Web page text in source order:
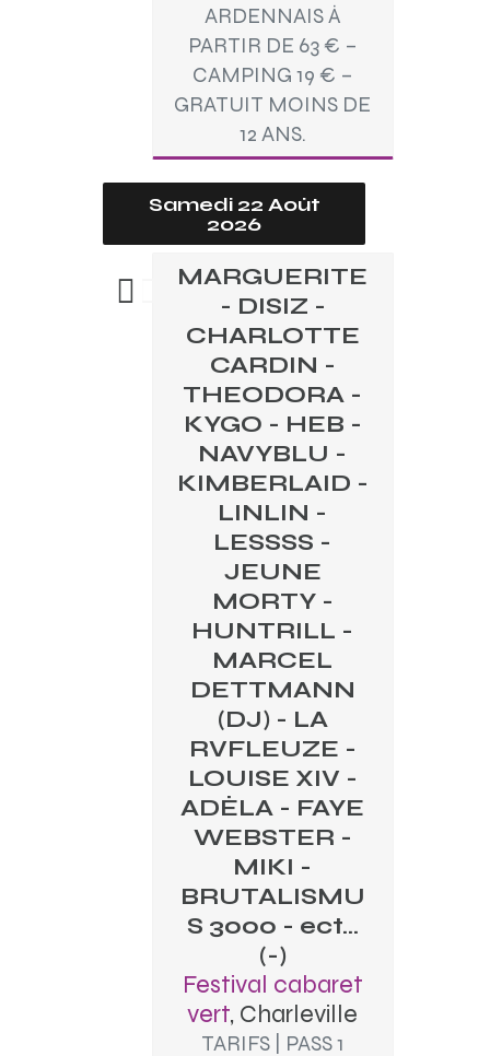
ARDENNAIS À
PARTIR DE 63 € –
CAMPING 19 € –
GRATUIT MOINS DE
12 ANS.
Samedi 22 Août
2026
MARGUERITE
- DISIZ -
CHARLOTTE
CARDIN -
THEODORA -
KYGO - HEB -
NAVYBLU -
KIMBERLAID -
LINLIN -
LESSSS -
JEUNE
MORTY -
HUNTRILL -
MARCEL
DETTMANN
(DJ) - LA
RVFLEUZE -
LOUISE XIV -
ADÉLA - FAYE
WEBSTER -
MIKI -
BRUTALISMU
S 3000 - ect...
(-)
Festival cabaret
vert, Charleville
TARIFS | PASS 1